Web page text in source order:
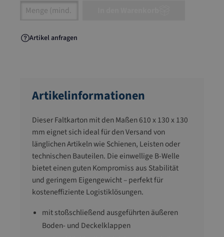
Artikel Anzahl: Gib den gewünschten Wert
Artikel anfragen
Artikelinformationen
Dieser Faltkarton mit den Maßen 610 x 130 x 130
mm eignet sich ideal für den Versand von
länglichen Artikeln wie Schienen, Leisten oder
technischen Bauteilen. Die einwellige B-Welle
bietet einen guten Kompromiss aus Stabilität
und geringem Eigengewicht – perfekt für
kosteneffiziente Logistiklösungen.
mit stoßschließend ausgeführten äußeren
Boden- und Deckelklappen